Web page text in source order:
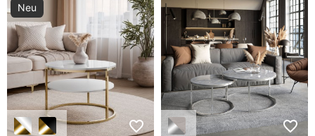
Neu
favorite_border favorite_border